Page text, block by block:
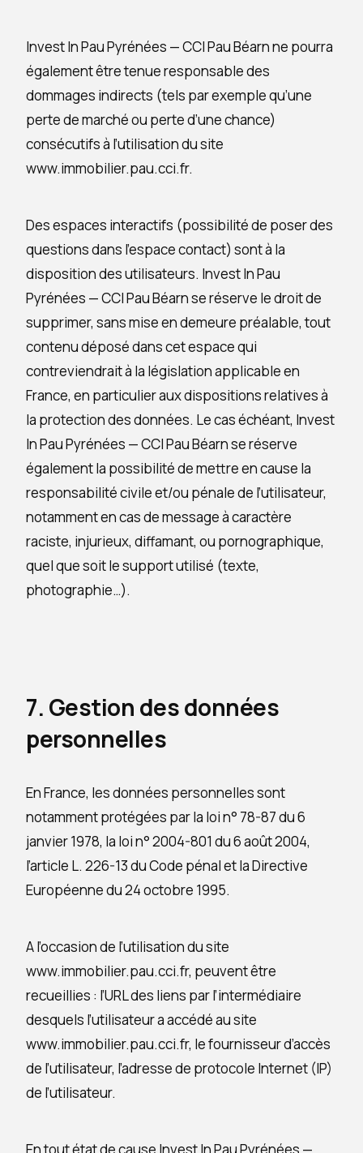
Invest In Pau Pyrénées — CCI Pau Béarn ne pourra
également être tenue responsable des
dommages indirects (tels par exemple qu’une
perte de marché ou perte d’une chance)
consécutifs à l’utilisation du site
www.immobilier.pau.cci.fr.
Des espaces interactifs (possibilité de poser des
questions dans l’espace contact) sont à la
disposition des utilisateurs. Invest In Pau
Pyrénées — CCI Pau Béarn se réserve le droit de
supprimer, sans mise en demeure préalable, tout
contenu déposé dans cet espace qui
contreviendrait à la législation applicable en
France, en particulier aux dispositions relatives à
la protection des données. Le cas échéant, Invest
In Pau Pyrénées — CCI Pau Béarn se réserve
également la possibilité de mettre en cause la
responsabilité civile et/ou pénale de l’utilisateur,
notamment en cas de message à caractère
raciste, injurieux, diffamant, ou pornographique,
quel que soit le support utilisé (texte,
photographie…).
7. Gestion des données
personnelles
En France, les données personnelles sont
notamment protégées par la loi n° 78-87 du 6
janvier 1978, la loi n° 2004-801 du 6 août 2004,
l’article L. 226-13 du Code pénal et la Directive
Européenne du 24 octobre 1995.
A l’occasion de l’utilisation du site
www.immobilier.pau.cci.fr, peuvent être
recueillies : l’URL des liens par l’intermédiaire
desquels l’utilisateur a accédé au site
www.immobilier.pau.cci.fr, le fournisseur d’accès
de l’utilisateur, l’adresse de protocole Internet (IP)
de l’utilisateur.
En tout état de cause Invest In Pau Pyrénées —